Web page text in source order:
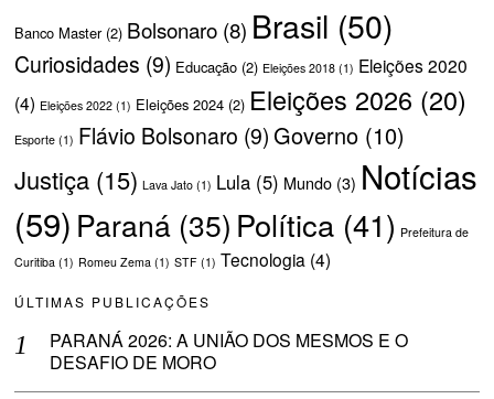
Banco Master(2) Bolsonaro (8) Brasil (50)
Curiosidades (9) Educação (2) Eleições 2018 (1) Eleições 2020
(4) Eleições 2022 (1) Eleições 2024 (2) Eleições 2026 (20)
Esporte (1) Flávio Bolsonaro (9) Governo (10)
Justiça (15) Lava Jato (1) Lula (5) Mundo (3) Notícias
(59) Paraná (35) Política (41) Prefeitura de
Curitiba (1) Romeu Zema (1) STF (1) Tecnologia (4)
ÚLTIMAS PUBLICAÇÕES
PARANÁ 2026: A UNIÃO DOS MESMOS E O
DESAFIO DE MORO